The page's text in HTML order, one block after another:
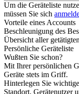
Um die Geräteliste
müssen Sie sich
Vorteile eines Accounts
Beschleunigung des
Übersicht aller
Persönliche Geräteliste
Wußten Sie schon?
Mit Ihrer persönlichen
Geräte stets im Griff.
Hinterlegen Sie
Standort, Gerätenutzer